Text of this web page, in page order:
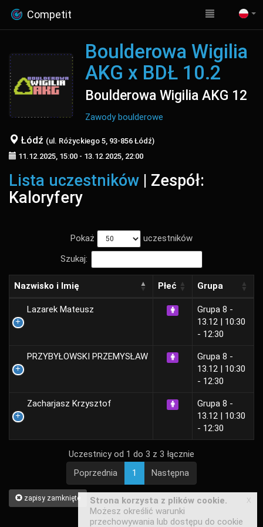
Competit
Boulderowa Wigilia
AKG x BDŁ 10.2
Boulderowa Wigilia AKG 12
Zawody boulderowe
Łódź (ul. Różyckiego 5, 93-856 Łódź)
11.12.2025, 15:00 - 13.12.2025, 22:00
Lista uczestników | Zespół:
Kaloryfery
Pokaż
uczestników
Szukaj:
Nazwisko i Imię Płeć Grupa
Lazarek Mateusz
Grupa 8 -
13.12 | 10:30
- 12:30
PRZYBYŁOWSKI PRZEMYSŁAW
Grupa 8 -
13.12 | 10:30
- 12:30
Zacharjasz Krzysztof
Grupa 8 -
13.12 | 10:30
- 12:30
Uczestnicy od 1 do 3 z 3 łącznie
Poprzednia
1 Następna
zapisy zamknięte
Strona korzysta z plików cookie.
Możesz określić warunki
przechowywania lub dostępu do cookie
x